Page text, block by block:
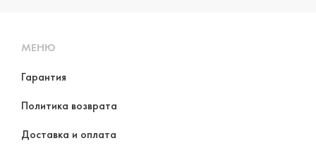
МЕНЮ
Гарантия
Политика возврата
Доставка и оплата